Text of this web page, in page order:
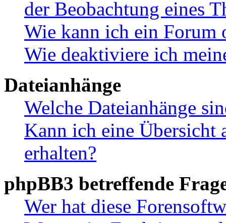
der Beobachtung eines
Wie kann ich ein Forum
Wie deaktiviere ich
Dateianhänge
Welche Dateianhänge
Kann ich eine Übersicht
erhalten?
phpBB3 betreffende
Wer hat diese